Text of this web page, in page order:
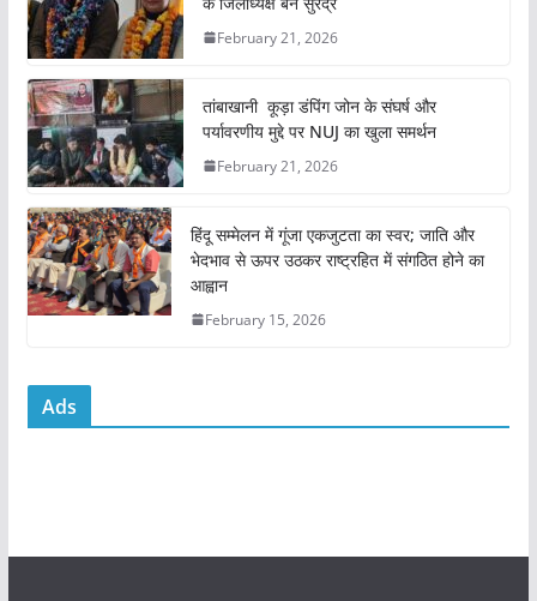
b
o
o
k
A
p
February 21, 2026
तांबाखानी कूड़ा डंपिंग जोन के संघर्ष और
पर्यावरणीय मुद्दे पर NUJ का खुला समर्थन
February 21, 2026
हिंदू सम्मेलन में गूंजा एकजुटता का स्वर; जाति और
भेदभाव से ऊपर उठकर राष्ट्रहित में संगठित होने का
आह्वान
February 15, 2026
Ads